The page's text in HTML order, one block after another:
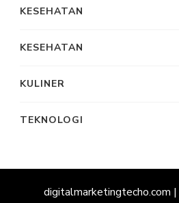
KESEHATAN
KESEHATAN
KULINER
TEKNOLOGI
digitalmarketingtecho.com |